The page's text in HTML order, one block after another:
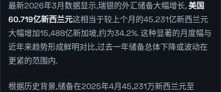
最新2026年3月数据显示,瑞银的外汇储备大幅增长, 美国
60.719亿新西兰元这相当于较上个月的45.231亿新西兰元
大幅增加15,488亿新加坡,约为34.2%. 这种显著的月度幅与
近年来趋势形成鲜明对比,过去一年储备总体下降或波动在
更紧的范围内.
根据历史背景,储备在2025年4月45,231万新西兰元至